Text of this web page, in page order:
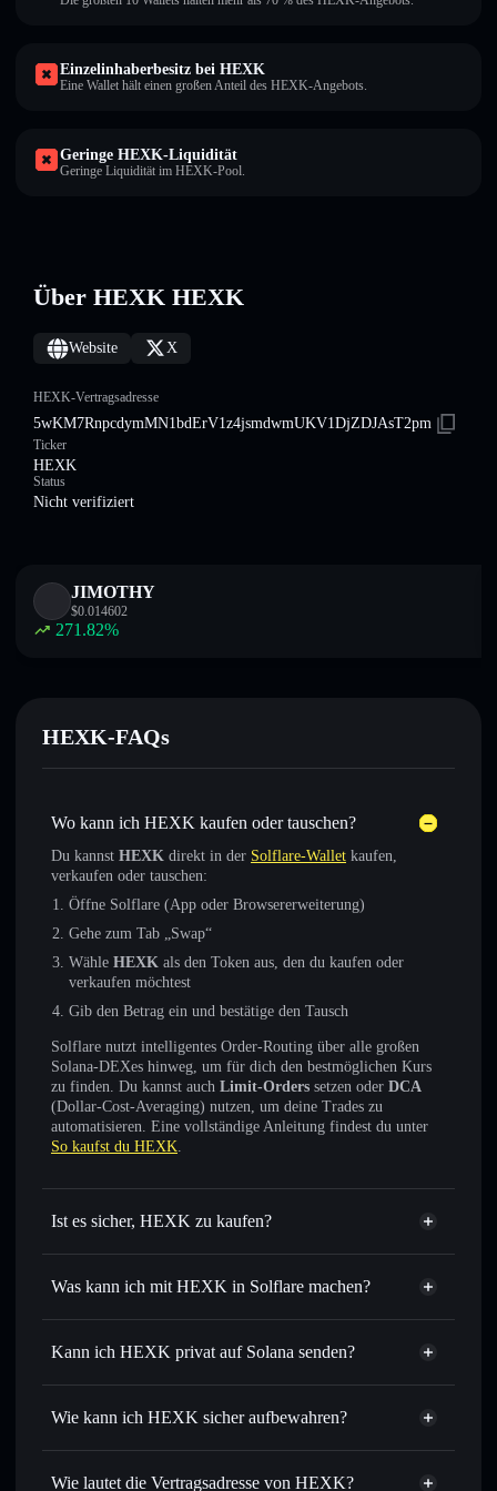
Einzelinhaberbesitz bei HEXK
Eine Wallet hält einen großen Anteil des HEXK-Angebots.
Geringe HEXK-Liquidität
Geringe Liquidität im HEXK-Pool.
Über HEXK HEXK
Website X
HEXK-Vertragsadresse
5wKM7RnpcdymMN1bdErV1z4jsmdwmUKV1DjZDJAsT2pm
Ticker
HEXK
Status
Nicht verifiziert
JIMOTHY
$0.014602
271.82%
HEXK-FAQs
Wo kann ich HEXK kaufen oder tauschen?
Du kannst HEXK direkt in der Solflare-Wallet kaufen,
verkaufen oder tauschen:
Öffne Solflare (App oder Browsererweiterung)
Gehe zum Tab „Swap“
Wähle HEXK als den Token aus, den du kaufen oder
verkaufen möchtest
Gib den Betrag ein und bestätige den Tausch
Solflare nutzt intelligentes Order-Routing über alle großen
Solana-DEXes hinweg, um für dich den bestmöglichen Kurs
zu finden. Du kannst auch Limit-Orders setzen oder DCA
(Dollar-Cost-Averaging) nutzen, um deine Trades zu
automatisieren. Eine vollständige Anleitung findest du unter
So kaufst du HEXK.
Ist es sicher, HEXK zu kaufen?
HEXK nicht verifiziert
Was kann ich mit HEXK in Solflare machen?
HEXK
Solflare-Wallet
Sofort tauschen – handle HEXK gegen SOL, USDC oder
Routing zum bestmöglichen Kurs
Limit-Orders setzen – automatisiere Trades zu deinem
per Durchschnittskosteneffekt in HEXK einsteigen
Kann ich HEXK privat auf Solana senden?
Privacy
Wie kann ich HEXK sicher aufbewahren?
HEXK
nicht
Wie lautet die Vertragsadresse von HEXK?